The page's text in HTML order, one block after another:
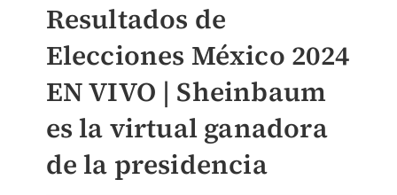
Resultados de
Elecciones México 2024
EN VIVO | Sheinbaum
es la virtual ganadora
de la presidencia